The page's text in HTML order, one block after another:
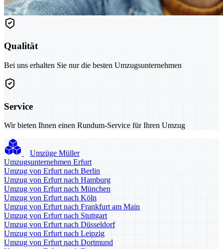
Qualität
Bei uns erhalten Sie nur die besten Umzugsunternehmen
Service
Wir bieten Ihnen einen Rundum-Service für Ihren Umzug
Umzüge Müller
Umzugsunternehmen Erfurt
Umzug von Erfurt nach Berlin
Umzug von Erfurt nach Hamburg
Umzug von Erfurt nach München
Umzug von Erfurt nach Köln
Umzug von Erfurt nach Frankfurt am Main
Umzug von Erfurt nach Stuttgart
Umzug von Erfurt nach Düsseldorf
Umzug von Erfurt nach Leipzig
Umzug von Erfurt nach Dortmund